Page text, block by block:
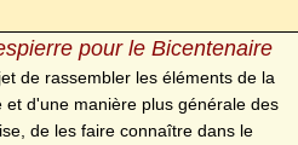
pour le Bicentenaire
de rassembler les éléments de la
d'une manière plus générale des
de les faire connaître dans le